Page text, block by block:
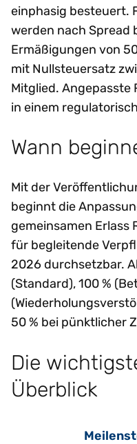
einphasig besteuert.
werden nach Spread
Ermäßigungen von
mit Nullsteuersatz
Mitglied. Angepasste
in einem
Wann
Mit der
beginnt die
gemeinsamen Erlass
für begleitende
2026 durchsetzbar.
(Standard), 100 %
50 % bei pünktlicher
Die
Überblick